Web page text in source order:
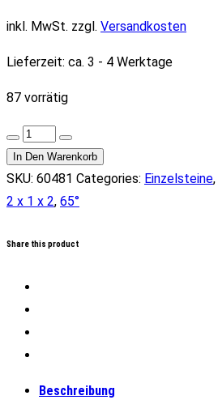
inkl. MwSt. zzgl. Versandkosten
Lieferzeit: ca. 3 - 4 Werktage
87 vorrätig
Slope
2
x
1
2
Menge
In Den Warenkorb
SKU: 60481 Categories: Einzelsteine,
2 x 1 x 2, 65°
Share this product
Beschreibung